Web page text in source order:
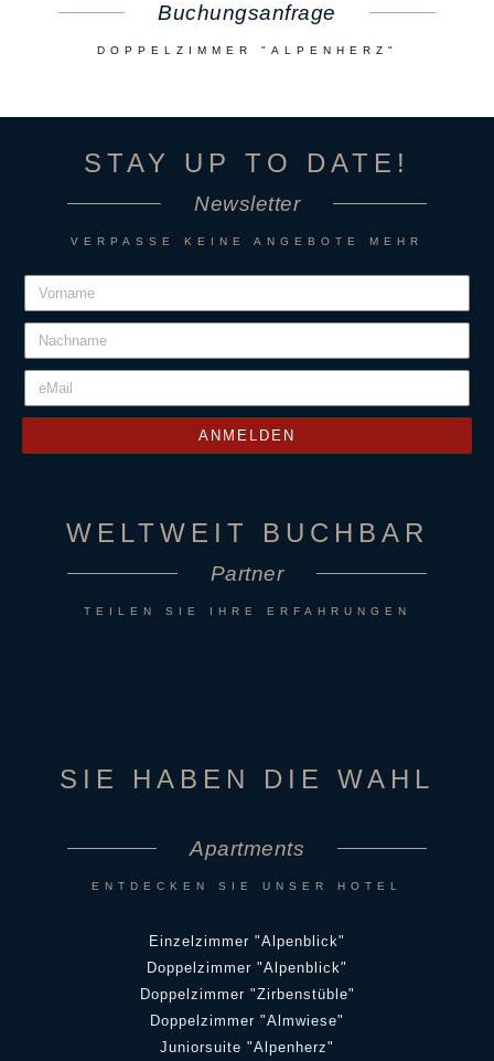
Buchungsanfrage
DOPPELZIMMER "ALPENHERZ"
STAY UP TO DATE!
Newsletter
VERPASSE KEINE ANGEBOTE MEHR
ANMELDEN
WELTWEIT BUCHBAR
Partner
TEILEN SIE IHRE ERFAHRUNGEN
SIE HABEN DIE WAHL
Apartments
ENTDECKEN SIE UNSER HOTEL
Einzelzimmer "Alpenblick"
Doppelzimmer "Alpenblick"
Doppelzimmer "Zirbenstüble"
Doppelzimmer "Almwiese"
Juniorsuite "Alpenherz"